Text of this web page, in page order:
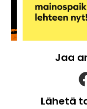
Jaa
Lähetä